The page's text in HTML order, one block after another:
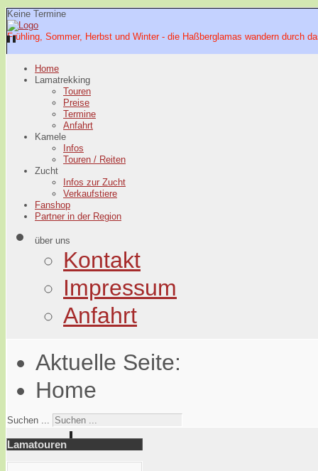
Keine Termine
Frühling, Sommer, Herbst und Winter - die Haßberglamas wandern durch
Home
Lamatrekking
Touren
Preise
Termine
Anfahrt
Kamele
Infos
Touren / Reiten
Zucht
Infos zur Zucht
Verkaufstiere
Fanshop
Partner in der Region
über uns
Kontakt
Impressum
Anfahrt
Aktuelle Seite:
Home
Suchen ...
Lamatouren